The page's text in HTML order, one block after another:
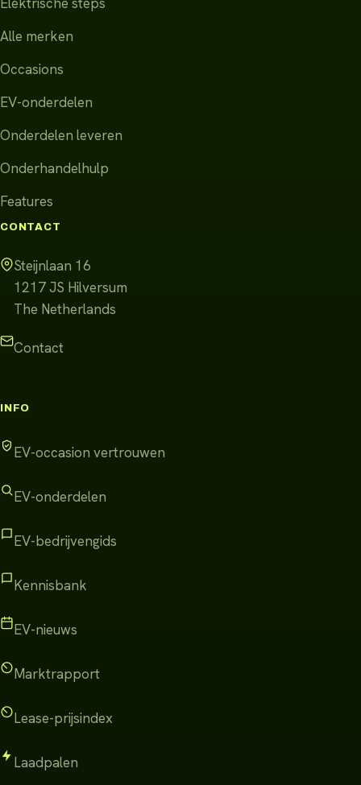
Alle merken
Occasions
EV-onderdelen
Onderdelen leveren
Onderhandelhulp
Features
CONTACT
Steijnlaan 16
1217 JS Hilversum
The Netherlands
Contact
INFO
EV-occasion vertrouwen
EV-onderdelen
EV-bedrijvengids
Kennisbank
EV-nieuws
Marktrapport
Lease-prijsindex
Laadpalen